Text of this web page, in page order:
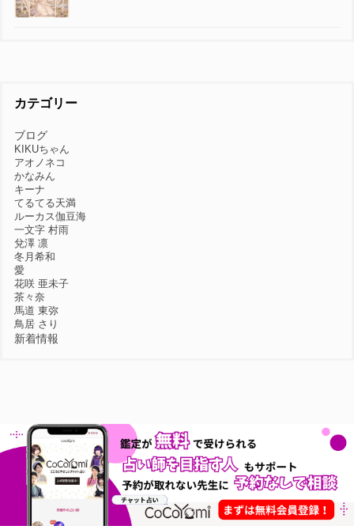
カテゴリー
ブログ
KIKUちゃん
アオノネコ
かなみん
キーナ
てるてる天満
ルーカス伽豆海
一文字 村雨
兌澤 凛
冬月希和
愛
花咲 亜未子
茶々奈
馬道 東弥
鳥居 さり
新着情報